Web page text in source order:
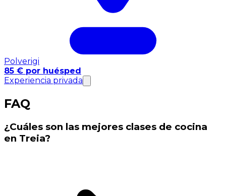
Polverigi
85 € por huésped
Experiencia privada
FAQ
¿Cuáles son las mejores clases de cocina
en Treia?